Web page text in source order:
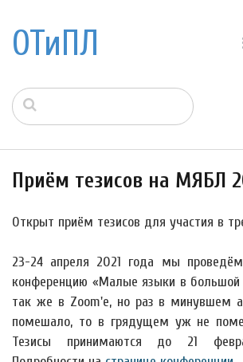
ОТиПЛ
Приём тезисов на МЯБЛ
Открыт приём тезисов для участия в
23-24 апреля 2021 года мы
конференцию «Малые языки в большой
так же в Zoom'е, но раз в минувшем
помешало, то в грядущем уж не
Тезисы принимаются до 21